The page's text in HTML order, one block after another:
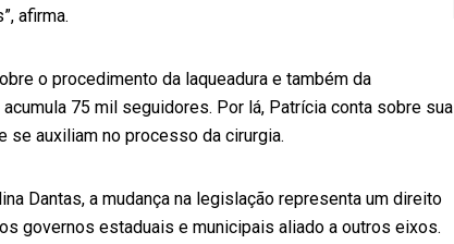
afirma.
o procedimento da laqueadura e também da
75 mil seguidores. Por lá, Patrícia conta sobre sua
se auxiliam no processo da cirurgia.
Dantas, a mudança na legislação representa um direito
governos estaduais e municipais aliado a outros eixos.